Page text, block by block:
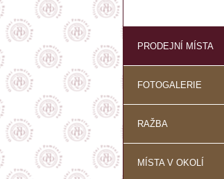
Našimi dodavateli
pod naší značkou
přívlastkových,
PRODEJNÍ MÍSTA
FOTOGALERIE
RAŽBA
MÍSTA V OKOLÍ